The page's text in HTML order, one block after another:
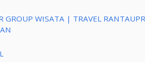
GROUP WISATA | TRAVEL